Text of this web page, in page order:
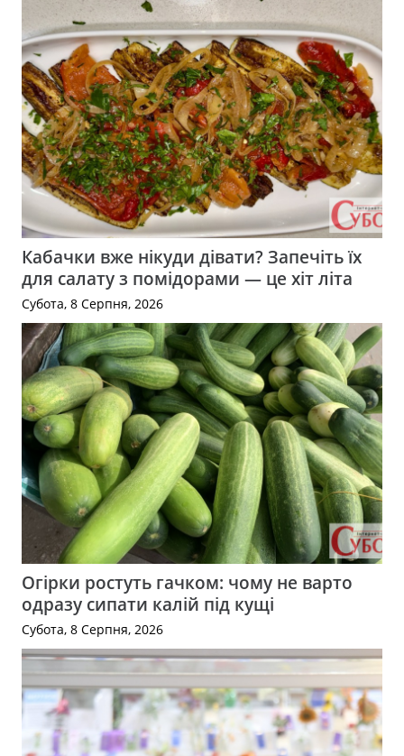
Кабачки вже нікуди дівати? Запечіть їх
для салату з помідорами — це хіт літа
Субота, 8 Серпня, 2026
Огірки ростуть гачком: чому не варто
одразу сипати калій під кущі
Субота, 8 Серпня, 2026